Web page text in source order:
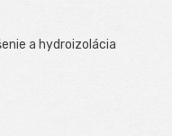
a hydroizolácia